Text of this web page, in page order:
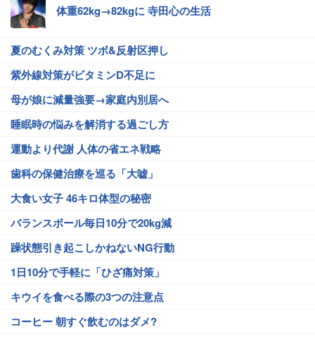
体重62kg→82kgに 寺田心の生活
夏のむくみ対策 ツボ&反射区押し
紫外線対策がビタミンD不足に
母が娘に減量強要→家庭内別居へ
睡眠時の悩みを解消する過ごし方
運動より代謝 人体の省エネ戦略
歯科の保健治療を巡る「大嘘」
大食い女子 46キロ体型の秘密
バランスボール毎日10分で20kg減
躁状態引き起こしかねないNG行動
1日10分で手軽に「ひざ痛対策」
キウイを食べる際の3つの注意点
コーヒー 朝すぐ飲むのはダメ?